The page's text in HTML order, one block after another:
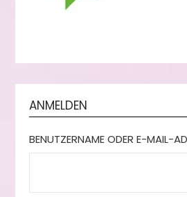
ANMELDEN
BENUTZERNAME ODER E-MAIL-